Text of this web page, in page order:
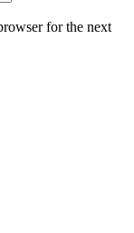
for the next